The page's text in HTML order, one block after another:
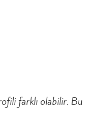
farklı olabilir. Bu